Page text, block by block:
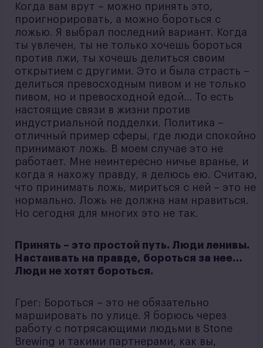
Когда вам врут – можно принять это,
проигнорировать, а можно бороться с
ложью. Я выбрал последний вариант. Когда
ты увлечен, ты не только хочешь бороться
против лжи, ты хочешь делиться своим
открытием с другими. Это и была страсть –
делиться превосходным пивом и не только
пивом, но и превосходной едой… То есть
настоящие связи в жизни против
индустриальной подделки. Политика –
отличный пример сферы, где люди спокойно
принимают ложь. В моем случае это не
работает. Мне неинтересно ничье вранье, и
когда я нахожу правду, я делюсь ею. Считаю,
что принимать ложь, мириться с ней – это не
нормально. Ложь не должна нам нравиться.
Но сегодня для многих это не так.
Принять – это простой путь. Люди ленивы.
Настаивать на правде, бороться за нее…
Люди не хотят бороться.
Грег: Бороться – это не обязательно
маршировать по улице. Я борюсь через
работу с потрясающими людьми в Stone
Brewing и такими партнерами, как вы,